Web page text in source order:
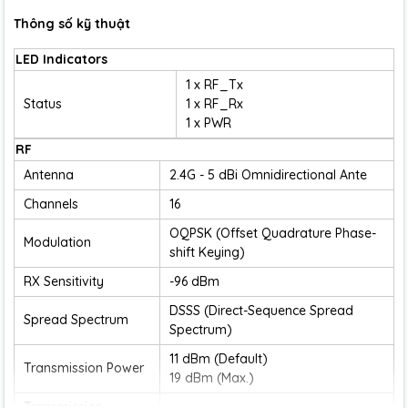
Thông số kỹ thuật
LED Indicators
Status
1 x RF_Tx
1 x RF_Rx
1 x PWR
RF
Antenna
2.4G - 5 dBi Omnidirectional Ante
Channels
16
Modulation
OQPSK (Offset Quadrature Phase-
shift Keying)
RX Sensitivity
-96 dBm
Spread Spectrum
DSSS (Direct-Sequence Spread
Spectrum)
Transmission Power
11 dBm (Default)
19 dBm (Max.)